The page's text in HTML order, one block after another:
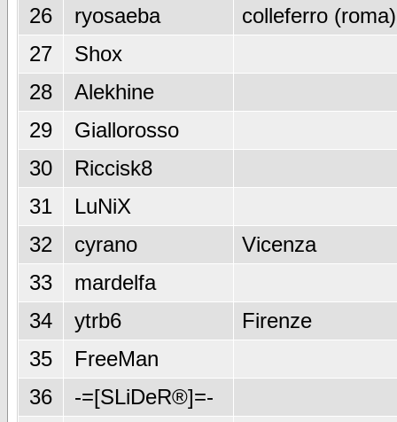
26
ryosaeba
colleferro (roma)
27
Shox
28
Alekhine
29
Giallorosso
30
Riccisk8
31
LuNiX
32
cyrano
Vicenza
33
mardelfa
34
ytrb6
Firenze
35
FreeMan
36
-=[SLiDeR®]=-